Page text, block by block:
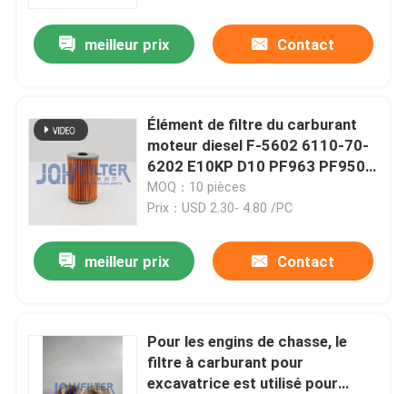
meilleur prix Contact
Élément de filtre du carburant
moteur diesel F-5602 6110-70-
6202 E10KP D10 PF963 PF950
F-2626 Pour Komatsu et Isuzu
MOQ：10 pièces
Prix：USD 2.30- 4.80 /PC
meilleur prix Contact
Pour les engins de chasse, le
filtre à carburant pour
excavatrice est utilisé pour